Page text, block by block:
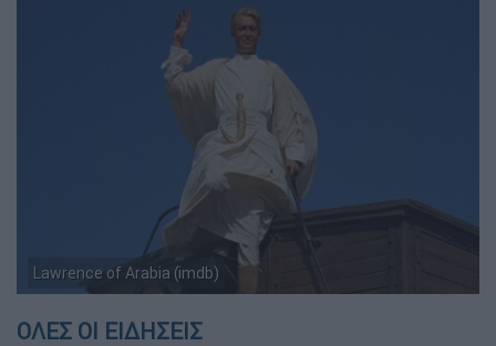
Lawrence of Arabia (imdb)
ΟΛΕΣ ΟΙ ΕΙΔΗΣΕΙΣ